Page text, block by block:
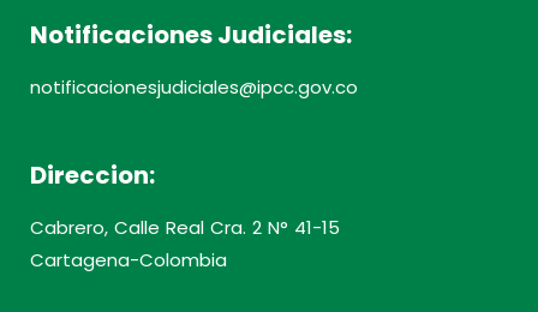
Notificaciones Judiciales:
notificacionesjudiciales@ipcc.gov.co
Direccion:
Cabrero, Calle Real Cra. 2 N° 41-15
Cartagena-Colombia